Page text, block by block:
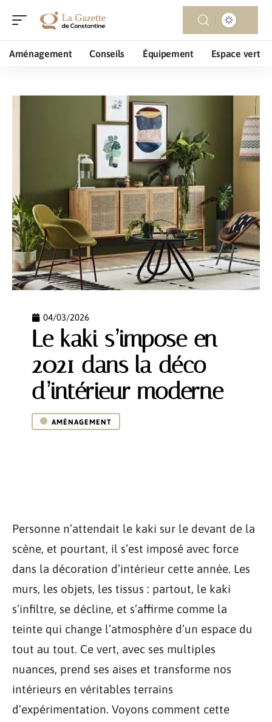
Aménagement Conseils Équipement Espace vert
04/03/2026
Le kaki s’impose en
2021 dans la déco
d’intérieur moderne
AMÉNAGEMENT
Personne n’attendait le kaki sur le devant de la
scène, et pourtant, il s’est imposé avec force
dans la décoration d’intérieur cette année. Les
murs, les objets, les tissus : partout, le kaki
s’infiltre, se décline, et s’affirme comme la
teinte qui change l’atmosphère d’un espace du
tout au tout. Ce vert, avec ses multiples
nuances, prend ses aises et transforme nos
intérieurs en véritables terrains
d’expérimentation. Voyons comment cette